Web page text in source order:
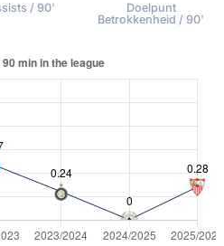
/ 90'
Doelpunt
Betrokkenheid / 90'